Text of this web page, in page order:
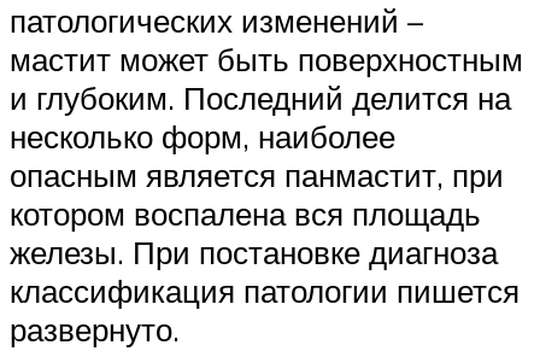
патологических изменений –
мастит может быть поверхностным
и глубоким. Последний делится на
несколько форм, наиболее
опасным является панмастит, при
котором воспалена вся площадь
железы. При постановке диагноза
классификация патологии пишется
развернуто.